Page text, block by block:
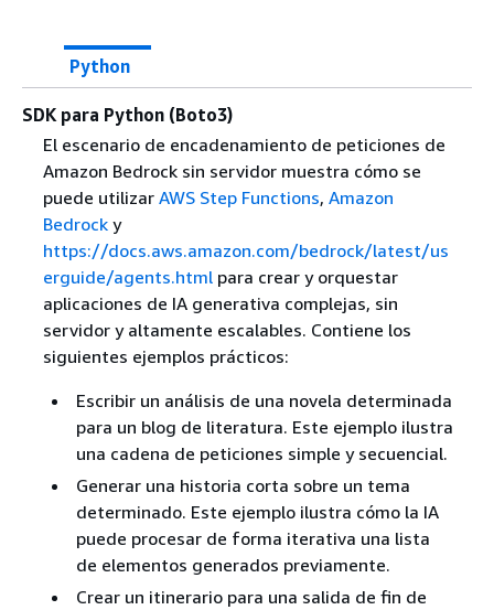
Python
SDK para Python (Boto3)
El escenario de encadenamiento de peticiones de
Amazon Bedrock sin servidor muestra cómo se
puede utilizar AWS Step Functions, Amazon
Bedrocky
https://docs.aws.amazon.com/bedrock/latest/us
erguide/agents.htmlpara crear y orquestar
aplicaciones de IA generativa complejas, sin
servidor y altamente escalables. Contiene los
siguientes ejemplos prácticos:
Escribir un análisis de una novela determinada
para un blog de literatura. Este ejemplo ilustra
una cadena de peticiones simple y secuencial.
Generar una historia corta sobre un tema
determinado. Este ejemplo ilustra cómo la IA
puede procesar de forma iterativa una lista
de elementos generados previamente.
Crear un itinerario para una salida de fin de